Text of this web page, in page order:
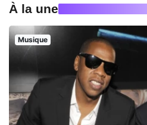
À la une
Musique